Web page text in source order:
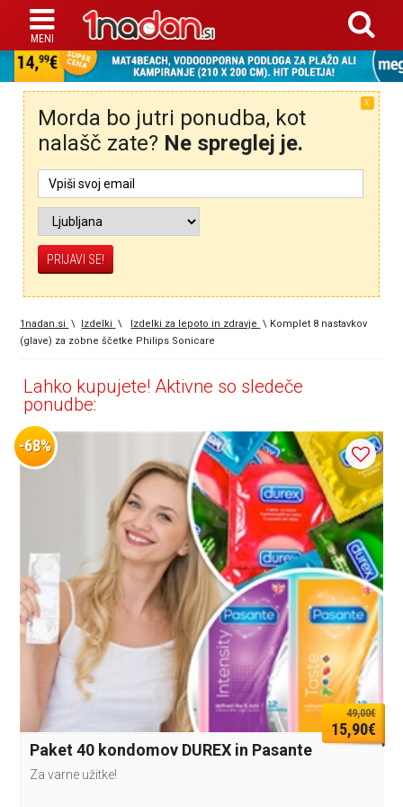
X
Morda bo jutri ponudba, kot
nalašč zate? Ne spreglej je.
1nadan.si \ Izdelki \ Izdelki za lepoto in zdravje \ Komplet 8 nastavkov
(glave) za zobne ščetke Philips Sonicare
Lahko kupujete! Aktivne so sledeče
ponudbe:
-68%
49,00€
15,90€
Paket 40 kondomov DUREX in Pasante
Za varne užitke!